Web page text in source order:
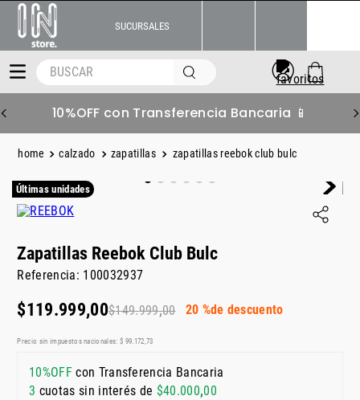
SUCURSALES
BUSCAR
10%OFF con Transferencia Bancaria 📱
calzado zapatillas zapatillas reebok club bulc
Últimas unidades
Zapatillas Reebok Club Bulc
Referencia: 100032937
$149.999,00
$119.999,00 20 %de descuento
Precio sin impuestos nacionales: $ 99 172 73
10%OFFcon Transferencia Bancaria
3 cuotas sin interés de $40.000,00